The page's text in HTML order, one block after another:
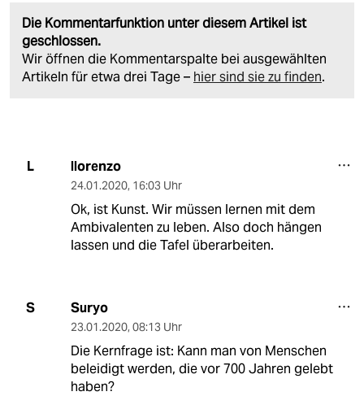
Die Kommentarfunktion unter diesem Artikel ist
geschlossen.
Wir öffnen die Kommentarspalte bei ausgewählten
Artikeln für etwa drei Tage – hier sind sie zu finden.
L llorenzo
24.01.2020, 16:03 Uhr
Ok, ist Kunst. Wir müssen lernen mit dem
Ambivalenten zu leben. Also doch hängen
lassen und die Tafel überarbeiten.
S Suryo
23.01.2020, 08:13 Uhr
Die Kernfrage ist: Kann man von Menschen
beleidigt werden, die vor 700 Jahren gelebt
haben?